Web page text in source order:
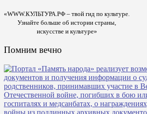
«WWW.КУЛЬТУРА.РФ – твой гид по культуре.
Узнайте больше об истории страны,
искусстве и культуре»
Помним вечно